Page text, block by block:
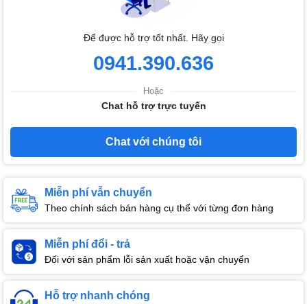
Để được hỗ trợ tốt nhất. Hãy gọi
0941.390.636
Hoặc
Chat hỗ trợ trực tuyến
Chat với chúng tôi
Miễn phí vẫn chuyển
Theo chính sách bán hàng cụ thể với từng đơn hàng
Miễn phí đổi - trả
Đối với sản phẩm lỗi sản xuất hoặc vận chuyển
Hỗ trợ nhanh chóng